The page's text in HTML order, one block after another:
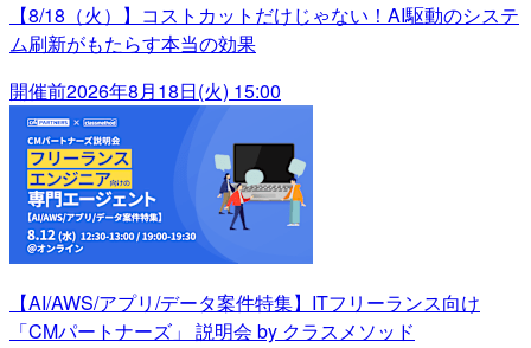
【8/18（火）】コストカットだけじゃない！AI駆動のシステ
ム刷新がもたらす本当の効果
開催前2026年8月18日(火) 15:00
【AI/AWS/アプリ/データ案件特集】ITフリーランス向け
「CMパートナーズ」 説明会 by クラスメソッド